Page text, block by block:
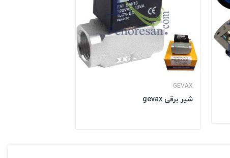
GEVAX
شیر برقی gevax